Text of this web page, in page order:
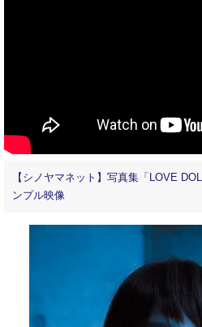
【シノヤマネット】写真集「LOVE
ンプル映像